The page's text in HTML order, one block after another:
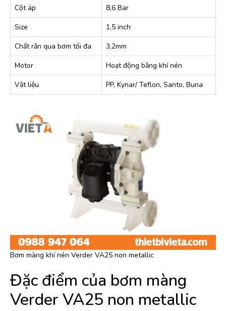
Cột áp
8,6 Bar
Size
1,5 inch
Chất rắn qua bơm tối đa
3,2mm
Motor
Hoạt động bằng khí nén
Vật liệu
PP, Kynar/ Teflon, Santo, Buna
Bơm màng khí nén Verder VA25 non metallic
Đặc điểm của bơm màng
Verder VA25 non metallic